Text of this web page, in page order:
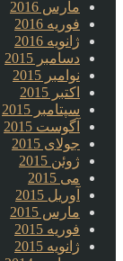
مارس 2016
فوریه 2016
ژانویه 2016
دسامبر 2015
نوامبر 2015
اکتبر 2015
سپتامبر 2015
آگوست 2015
جولای 2015
ژوئن 2015
می 2015
آوریل 2015
مارس 2015
فوریه 2015
ژانویه 2015